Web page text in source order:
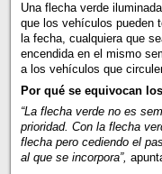
Una flecha verde
que los vehículos pueden
la fecha, cualquiera que
encendida en el mismo
a los vehículos que
Por qué se equivocan
“La flecha verde no es
prioridad. Con la flecha
flecha pero cediendo el
al que se incorpora”,